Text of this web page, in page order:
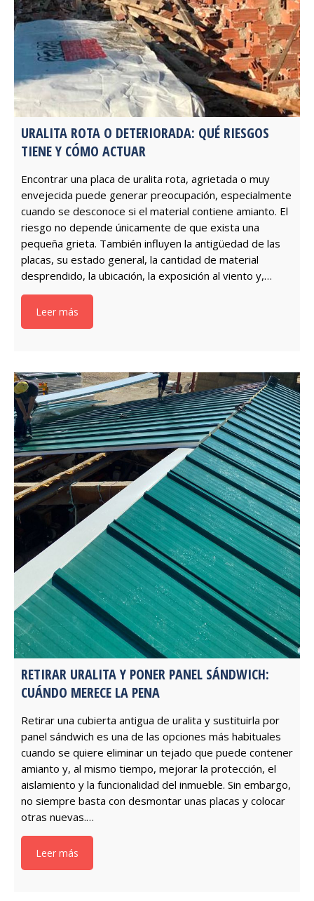
URALITA ROTA O DETERIORADA: QUÉ RIESGOS
TIENE Y CÓMO ACTUAR
Encontrar una placa de uralita rota, agrietada o muy
envejecida puede generar preocupación, especialmente
cuando se desconoce si el material contiene amianto. El
riesgo no depende únicamente de que exista una
pequeña grieta. También influyen la antigüedad de las
placas, su estado general, la cantidad de material
desprendido, la ubicación, la exposición al viento y,…
Leer más
RETIRAR URALITA Y PONER PANEL SÁNDWICH:
CUÁNDO MERECE LA PENA
Retirar una cubierta antigua de uralita y sustituirla por
panel sándwich es una de las opciones más habituales
cuando se quiere eliminar un tejado que puede contener
amianto y, al mismo tiempo, mejorar la protección, el
aislamiento y la funcionalidad del inmueble. Sin embargo,
no siempre basta con desmontar unas placas y colocar
otras nuevas.…
Leer más